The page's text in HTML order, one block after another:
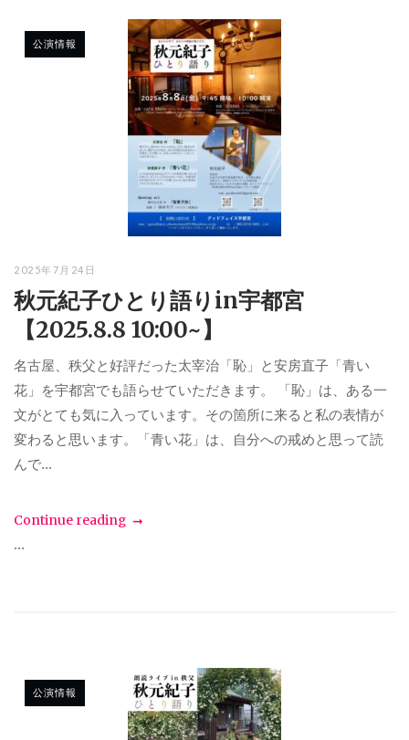
公演情報
2025年7月24日
秋元紀子ひとり語りin宇都宮
【2025.8.8 10:00~】
名古屋、秩父と好評だった太宰治「恥」と安房直子「青い
花」を宇都宮でも語らせていただきます。 「恥」は、ある一
文がとても気に入っています。その箇所に来ると私の表情が
変わると思います。「青い花」は、自分への戒めと思って読
んで...
Continue reading
...
公演情報